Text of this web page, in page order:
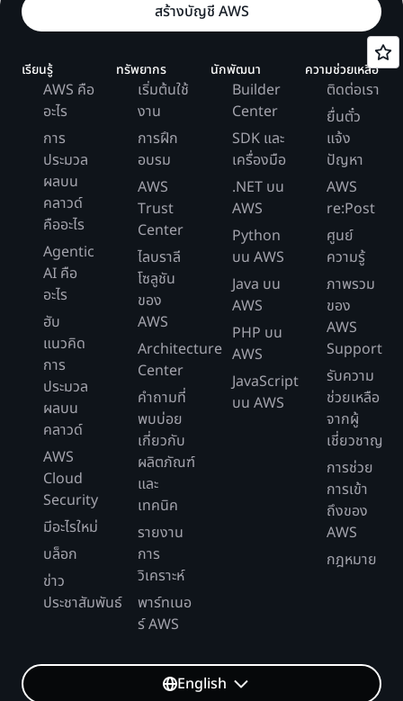
สร้างบัญชี AWS
เรียนรู้
AWS คือ
อะไร
การ
ประมวล
ผลบน
คลาวด์
คืออะไร
Agentic
AI คือ
อะไร
ฮับ
แนวคิด
การ
ประมวล
ผลบน
คลาวด์
AWS
Cloud
Security
มีอะไรใหม่
บล็อก
ข่าว
ประชาสัมพันธ์
ทรัพยากร
เริ่มต้นใช้
งาน
การฝึก
อบรม
AWS
Trust
Center
ไลบราลี
โซลูชัน
ของ
AWS
Architecture
Center
คำถามที่
พบบ่อย
เกี่ยวกับ
ผลิตภัณฑ์
และ
เทคนิค
รายงาน
การ
วิเคราะห์
พาร์ทเนอ
ร์ AWS
นักพัฒนา
Builder
Center
SDK และ
เครื่องมือ
.NET บน
AWS
Python
บน AWS
Java บน
AWS
PHP บน
AWS
JavaScript
บน AWS
ความช่วยเหลือ
ติดต่อเรา
ยื่นตั๋ว
แจ้ง
ปัญหา
AWS
re:Post
ศูนย์
ความรู้
ภาพรวม
ของ
AWS
Support
รับความ
ช่วยเหลือ
จากผู้
เชี่ยวชาญ
การช่วย
การเข้า
ถึงของ
AWS
กฎหมาย
English